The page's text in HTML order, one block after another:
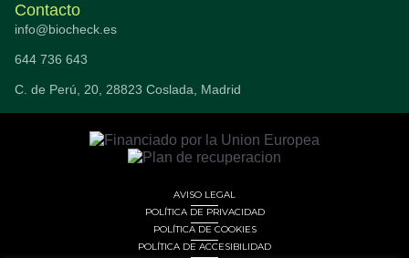
Contacto
info@biocheck.es
644 736 643
C. de Perú, 20, 28823 Coslada, Madrid
AVISO LEGAL
POLÍTICA DE PRIVACIDAD
POLÍTICA DE COOKIES
POLÍTICA DE ACCESIBILIDAD